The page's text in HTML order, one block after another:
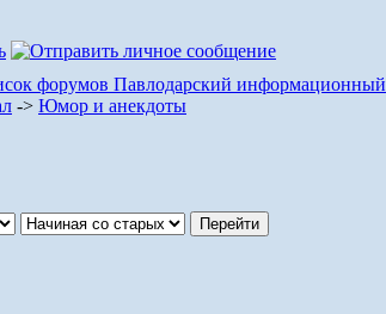
форумов Павлодарский информационный
-> Юмор и анекдоты